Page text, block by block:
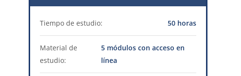
Tiempo de estudio: 50 horas
Material de
estudio:
5 módulos con acceso en
línea